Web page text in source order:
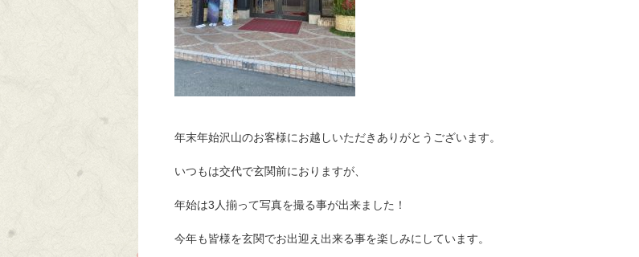
年末年始沢山のお客様にお越しいただきありがとうございます。
いつもは交代で玄関前におりますが、
年始は3人揃って写真を撮る事が出来ました！
今年も皆様を玄関でお出迎え出来る事を楽しみにしています。